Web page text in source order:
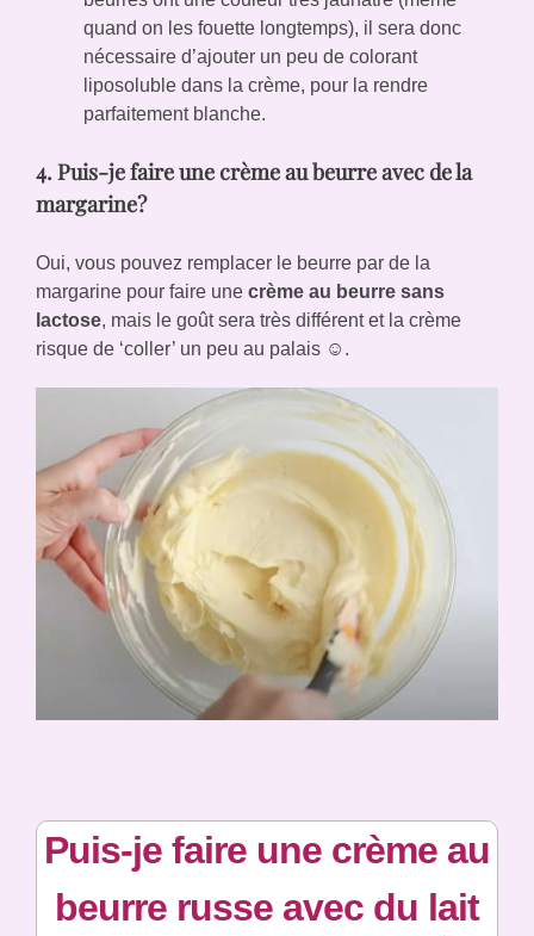
quand on les fouette longtemps), il sera donc
nécessaire d’ajouter un peu de colorant
liposoluble dans la crème, pour la rendre
parfaitement blanche.
4. Puis-je faire une crème au beurre avec de la
margarine?
Oui, vous pouvez remplacer le beurre par de la
margarine pour faire une crème au beurre sans
lactose, mais le goût sera très différent et la crème
risque de ‘coller’ un peu au palais ☺️.
Puis-je faire une crème au
beurre russe avec du lait